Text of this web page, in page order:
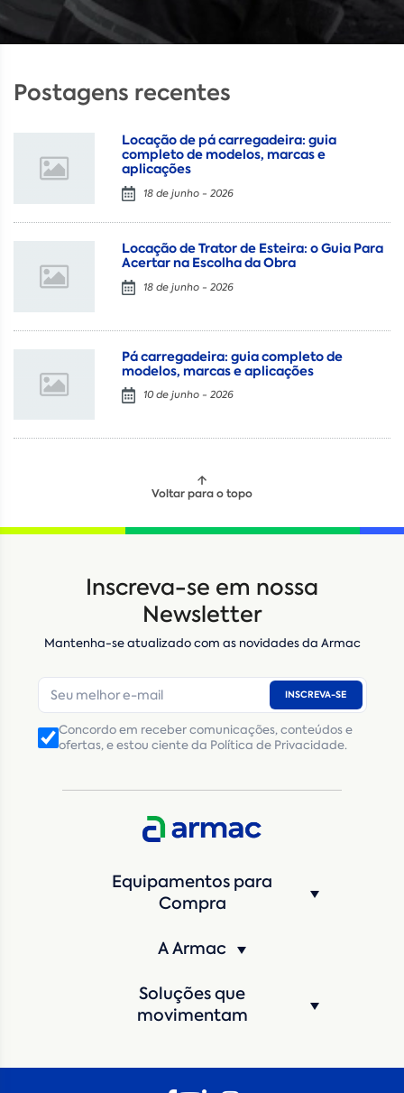
Postagens recentes
Locação de pá carregadeira: guia
completo de modelos, marcas e
aplicações
18 de junho - 2026
Locação de Trator de Esteira: o Guia Para
Acertar na Escolha da Obra
18 de junho - 2026
Pá carregadeira: guia completo de
modelos, marcas e aplicações
10 de junho - 2026
Voltar para o topo
Inscreva-se em nossa
Newsletter
Mantenha-se atualizado com as novidades da Armac
INSCREVA-SE
Concordo em receber comunicações, conteúdos e
ofertas, e estou ciente da Política de Privacidade.
Equipamentos para
Compra
A Armac
Soluções que
movimentam
Locação Compra de seminovos
E-mail*
Número de telefone
CNPJ Inscrição Estadual(Produtor Rural)
CNPJ da empresa/ CPF - Produtor rural*
Máquina de interesse*
Qual o período de locação? *